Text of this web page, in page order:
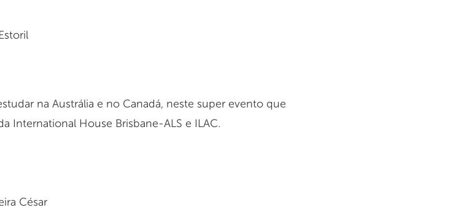
na Austrália e no Canadá, neste super evento que
International House Brisbane-ALS e ILAC.
César